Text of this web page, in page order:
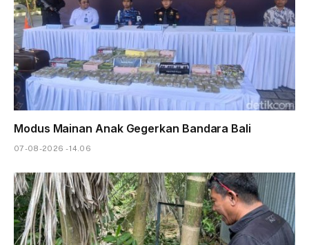
Modus Mainan Anak Gegerkan Bandara Bali
07-08-2026 - 14.06